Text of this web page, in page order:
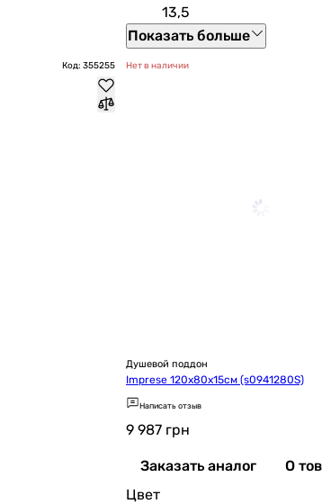
13,5
Показать больше
Код: 355255 Нет в наличии
Душевой поддон
Imprese 120x80x15см (s0941280S)
Написать отзыв
9 987 грн
Заказать аналог
О
Цвет